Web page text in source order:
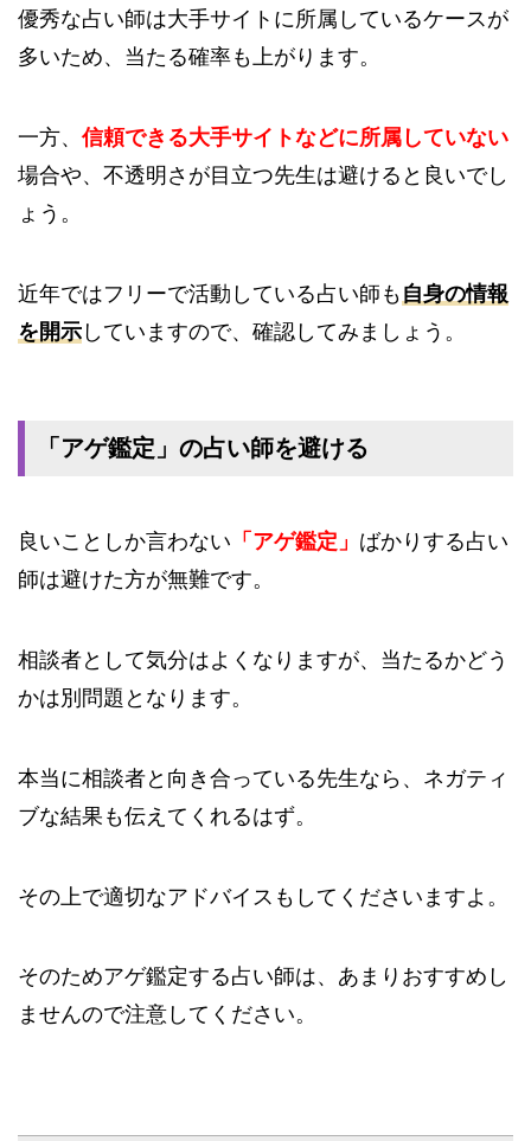
優秀な占い師は大手サイトに所属しているケースが
多いため、当たる確率も上がります。
一方、 信頼できる大手サイトなどに所属していない
場合や、不透明さが目立つ先生は避けると良いでし
ょう。
近年ではフリーで活動している占い師も 自身の情報
を開示 していますので、確認してみましょう。
「アゲ鑑定」の占い師を避ける
良いことしか言わない 「アゲ鑑定」 ばかりする占い
師は避けた方が無難です。
相談者として気分はよくなりますが、当たるかどう
かは別問題となります。
本当に相談者と向き合っている先生なら、ネガティ
ブな結果も伝えてくれるはず。
その上で適切なアドバイスもしてくださいますよ。
そのためアゲ鑑定する占い師は、あまりおすすめし
ませんので注意してください。